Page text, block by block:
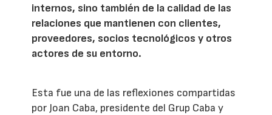
internos, sino también de la calidad de las
relaciones que mantienen con clientes,
proveedores, socios tecnológicos y otros
actores de su entorno.
Esta fue una de las reflexiones compartidas
por Joan Caba, presidente del Grup Caba y